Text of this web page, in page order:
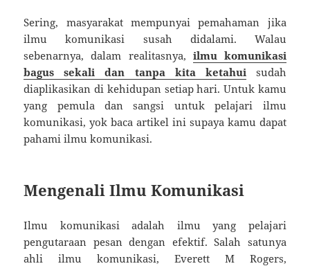
Sering, masyarakat mempunyai pemahaman jika
ilmu komunikasi susah didalami. Walau
sebenarnya, dalam realitasnya, ilmu komunikasi
bagus sekali dan tanpa kita ketahui sudah
diaplikasikan di kehidupan setiap hari. Untuk kamu
yang pemula dan sangsi untuk pelajari ilmu
komunikasi, yok baca artikel ini supaya kamu dapat
pahami ilmu komunikasi.
Mengenali Ilmu Komunikasi
Ilmu komunikasi adalah ilmu yang pelajari
pengutaraan pesan dengan efektif. Salah satunya
ahli ilmu komunikasi, Everett M Rogers,